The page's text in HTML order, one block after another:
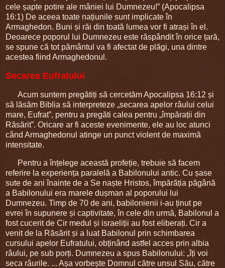
cele șapte potire ale mâniei lui Dumnezeu!” (Apocalipsa
16:1) De aceea toate națiunile sunt implicate în
Armaghedon. Buni și răi din toată lumea vor fi atrași în el.
Deoarece poporul lui Dumnezeu este răspândit în orice țară,
se spune că tot pământul va fi afectat de plăgi, una dintre
acestea fiind Armaghedonul.
Secarea Eufratului
Acum suntem pregătiți să cercetăm Apocalipsa 16:12 și
să lăsăm Biblia să interpreteze „secarea apelor râului celui
mare, Eufrat”, pentru a pregăti calea pentru „împărații din
Răsărit”. Oricare ar fi aceste evenimente, ele au loc atunci
când Armaghedonul atinge un punct violent de maximă
intensitate.
Pentru a înțelege această profeție, trebuie să facem
referire la experiența paralelă a Babilonului antic. Cu șase
sute de ani înainte de a Se naște Hristos, împărăția păgână
a Babilonului era marele dușman al poporului lui
Dumnezeu. Timp de 70 de ani, babilonienii i-au ținut pe
evrei în supunere și captivitate, în cele din urmă, Babilonul a
fost cucerit de Cir medul și israeliții au fost eliberați. Cir a
venit de la Răsărit și a luat Babilonul prin schimbarea
cursului apelor Eufratului, obținând astfel acces prin albia
râului, pe sub porți. Dumnezeu a spus Babilonului: „îți voi
seca râurile. ... Așa vorbește Domnul către unsul Său, către